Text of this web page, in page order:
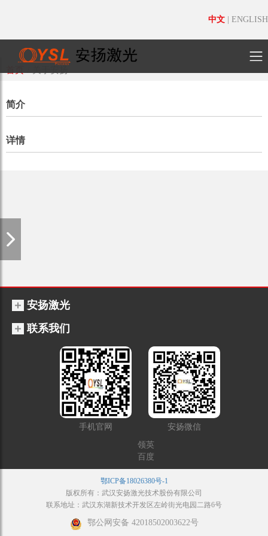
中文 ENGLISH
简介
详情
安扬激光
联系我们
手机官网
安扬微信
领英
百度
鄂ICP备18026380号-1
版权所有：武汉安扬激光技术股份有限公司
联系地址：武汉东湖新技术开发区左岭街光电园二路6号
鄂公网安备 42018502003622号